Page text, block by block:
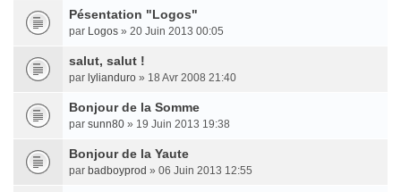
Pésentation "Logos"
par Logos » 20 Juin 2013 00:05
salut, salut !
par lylianduro » 18 Avr 2008 21:40
Bonjour de la Somme
par sunn80 » 19 Juin 2013 19:38
Bonjour de la Yaute
par badboyprod » 06 Juin 2013 12:55